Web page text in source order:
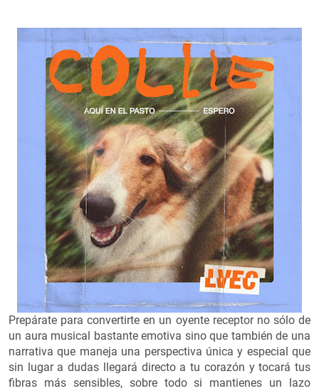
Prepárate para convertirte en un oyente receptor no sólo de
un aura musical bastante emotiva sino que también de una
narrativa que maneja una perspectiva única y especial que
sin lugar a dudas llegará directo a tu corazón y tocará tus
fibras más sensibles, sobre todo si mantienes un lazo